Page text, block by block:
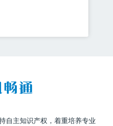
自主知识产权，着重培养专业